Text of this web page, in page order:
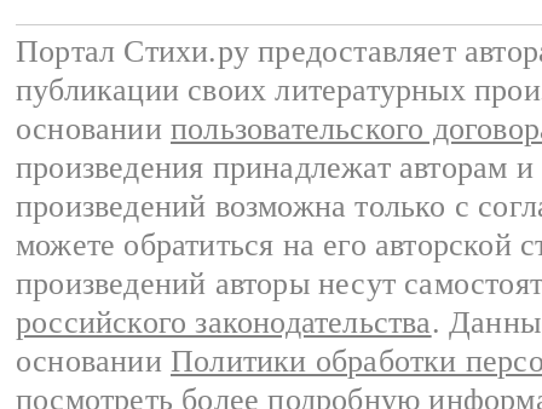
Портал Стихи.ру предоставляет
публикации своих литературных
основании пользовательского
произведения принадлежат авторам
произведений возможна только с
можете обратиться на его авторской
произведений авторы несут
российского законодательства.
основании Политики обработки
посмотреть более подробную